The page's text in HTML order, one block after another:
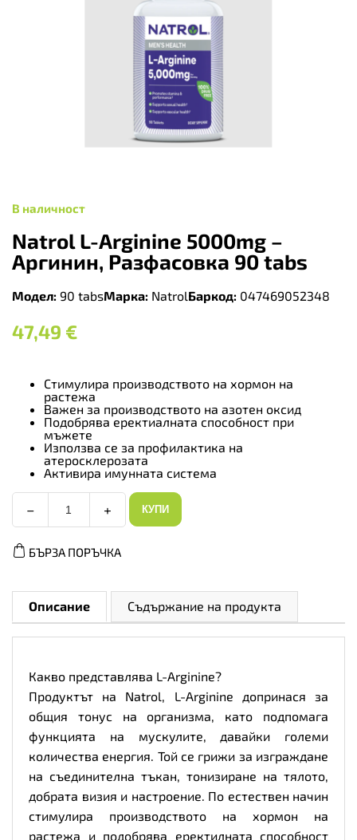
В наличност
Natrol L-Arginine 5000mg –
Аргинин, Разфасовка 90 tabs
Модел: 90 tabsМарка: NatrolБаркод: 047469052348
47,49 €
Стимулира производството на хормон на
растежа
Важен за производството на азотен оксид
Подобрява еректиалната способност при
мъжете
Използва се за профилактика на
атеросклерозата
Активира имунната система
−
Natrol
L-
5000mg
Разфасовка
90
tabs
+ КУПИ
БЪРЗА ПОРЪЧКА
Описание Съдържание на продукта
Какво представлява L-Arginine?
Продуктът на Natrol, L-Arginine допринася за
общия тонус на организма, като подпомага
функцията на мускулите, давайки големи
количества енергия. Той се грижи за изграждане
на съединителна тъкан, тонизиране на тялото,
добрата визия и настроение. По естествен начин
стимулира производството на хормон на
растежа и подобрява еректилната способност